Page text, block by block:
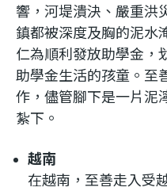
響，河堤潰決、嚴重洪
鎮都被深度及胸的泥水
仁為順利發放助學金，
助學金生活的孩童。至
作，儘管腳下是一片泥
紮下。
越南
在越南，至善走入受